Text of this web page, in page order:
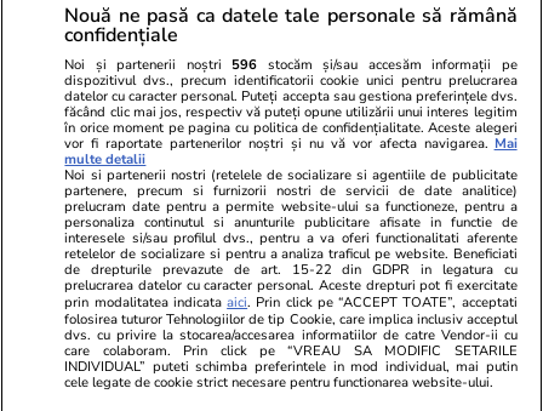
Citește mai multe
TRENDING
Horoscop 06 aug.
Horoscop 7 august 2026. Leii au ocazia să-și
testeze tăria de caracter prin reconfigurarea
planurilor de viitor la care au lucrat foarte
mult
Știri România
Nouă ne pasă ca datele tale personale să rămână
confidențiale
Noi și partenerii noștri 596 stocăm și/sau accesăm informații pe
dispozitivul dvs., precum identificatorii cookie unici pentru prelucrarea
datelor cu caracter personal. Puteți accepta sau gestiona preferințele dvs.
făcând clic mai jos, respectiv vă puteți opune utilizării unui interes legitim
în orice moment pe pagina cu politica de confidențialitate. Aceste alegeri
vor fi raportate partenerilor noștri și nu vă vor afecta navigarea. Mai
multe detalii
Noi si partenerii nostri (retelele de socializare si agentiile de publicitate
partenere, precum si furnizorii nostri de servicii de date analitice)
prelucram date pentru a permite website-ului sa functioneze, pentru a
personaliza continutul si anunturile publicitare afisate in functie de
interesele si/sau profilul dvs., pentru a va oferi functionalitati aferente
retelelor de socializare si pentru a analiza traficul pe website. Beneficiati
de drepturile prevazute de art. 15-22 din GDPR in legatura cu
prelucrarea datelor cu caracter personal. Aceste drepturi pot fi exercitate
prin modalitatea indicataaici. Prin click pe “ACCEPT TOATE”, acceptati
folosirea tuturor Tehnologiilor de tip Cookie, care implica inclusiv acceptul
dvs. cu privire la stocarea/accesarea informatiilor de catre Vendor-ii cu
care colaboram. Prin click pe “VREAU SA MODIFIC SETARILE
INDIVIDUAL” puteti schimba preferintele in mod individual, mai putin
cele legate de cookie strict necesare pentru functionarea website-ului.